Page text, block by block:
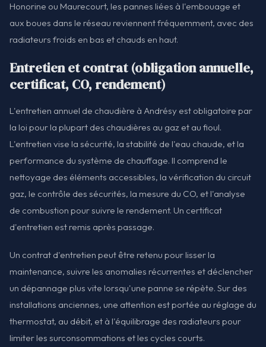
Honorine ou Maurecourt, les pannes liées à l'embouage et
aux boues dans le réseau reviennent fréquemment, avec des
radiateurs froids en bas et chauds en haut.
Entretien et contrat (obligation annuelle,
certificat, CO, rendement)
L'entretien annuel de chaudière à Andrésy est obligatoire par
la loi pour la plupart des chaudières au gaz et au fioul.
L'entretien vise la sécurité, la stabilité de l'eau chaude, et la
performance du système de chauffage. Il comprend le
nettoyage des éléments accessibles, la vérification du circuit
gaz, le contrôle des sécurités, la mesure du CO, et l'analyse
de combustion pour suivre le rendement. Un certificat
d'entretien est remis après passage.
Un contrat d'entretien peut être retenu pour lisser la
maintenance, suivre les anomalies récurrentes et déclencher
un dépannage plus vite lorsqu'une panne se répète. Sur des
installations anciennes, une attention est portée au réglage du
thermostat, au débit, et à l'équilibrage des radiateurs pour
limiter les surconsommations et les cycles courts.